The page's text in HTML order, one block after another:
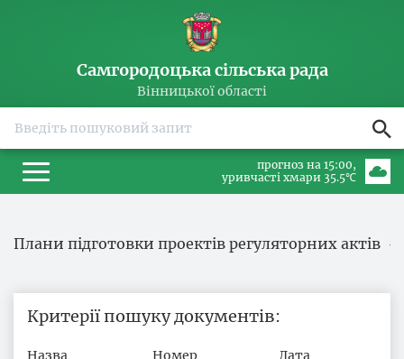
Самгородоцька сільська рада
Вінницької області
прогноз на 15:00
уривчасті хмари 35.5℃
Плани підготовки проектів регуляторних актів
Критерії пошуку документів
Назва
Номер
Дата